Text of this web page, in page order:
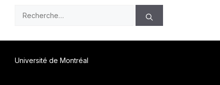
Université de Montréal